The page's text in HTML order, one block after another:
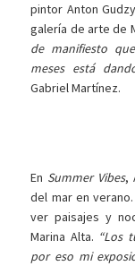
pintor Anton
galería de arte de
de manifiesto
meses está
Gabriel Martínez.
En Summer Vibes,
del mar en
ver paisajes y
Marina Alta. “Los
por eso mi